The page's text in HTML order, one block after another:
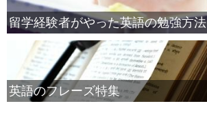
留学経験者がやった英語の勉強方法
英語のフレーズ特集